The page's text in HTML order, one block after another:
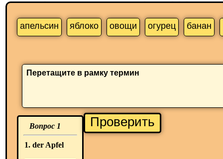
апельсин яблоко овощи огурец банан
Перетащите в рамку термин
Вопрос 1
1. der Apfel
Проверить